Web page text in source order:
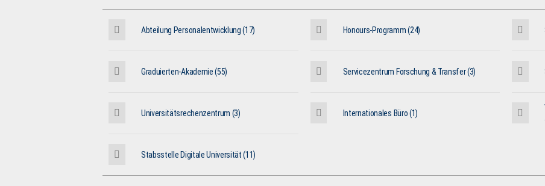
Abteilung Personalentwicklung (17) Honours-Programm (24)
Graduierten-Akademie (55) Servicezentrum Forschung & Transfer (3)
Universitätsrechenzentrum (3) Internationales Büro (1)
Stabsstelle Digitale Universität (11)